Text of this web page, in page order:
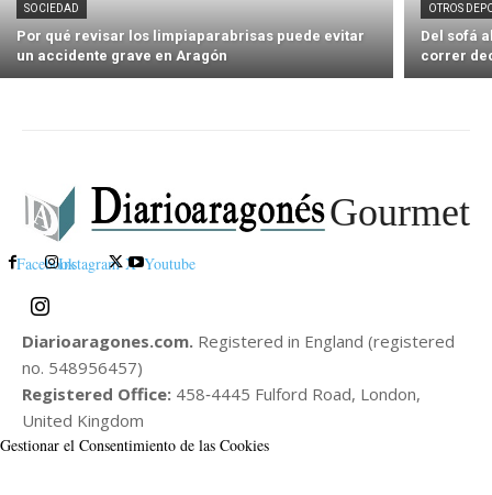
SOCIEDAD
Por qué revisar los limpiaparabrisas puede evitar
un accidente grave en Aragón
OTROS
Del sofá
correr
Gourmet
FacebookInstagram X Youtube
Diarioaragones.com. Registered in England (registered
no. 548956457)
Registered Office: 458‑4445 Fulford Road, London,
United Kingdom
Gestionar el Consentimiento de las Cookies